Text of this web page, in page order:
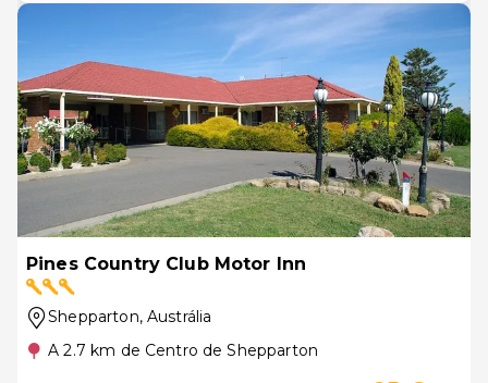
Pines Country Club Motor Inn
Shepparton, Austrália
A 2.7 km de Centro de Shepparton